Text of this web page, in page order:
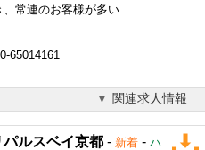
常連のお客様が多い
65014161
関連求人情報
ルスベイ京都 - 新着 - ハ